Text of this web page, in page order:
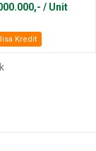
/ Unit
Kredit